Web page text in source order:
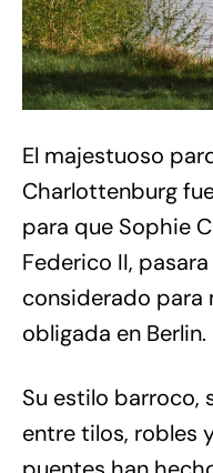
El majestuoso
Charlottenburg
para que Sophie
Federico II,
considerado para
obligada en Berlin.
Su estilo barroco,
entre tilos, robles